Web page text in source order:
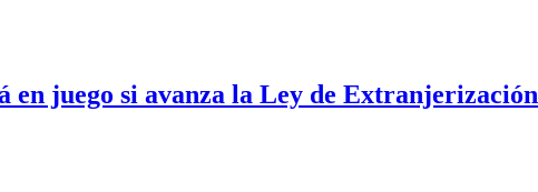
en juego si avanza la Ley de Extranjerización